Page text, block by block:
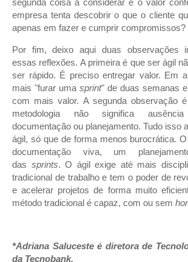
segunda coisa a considerar é o valor
empresa tenta descobrir o que o cliente
apenas em fazer e cumprir compromissos?
Por fim, deixo aqui duas observações
essas reflexões. A primeira é que ser ágil
ser rápido. É preciso entregar valor. Em
mais "furar uma sprint" de duas semanas
com mais valor. A segunda observação
metodologia não significa
documentação ou planejamento. Tudo isso
ágil, só que de forma menos burocrática.
documentação viva, um
das sprints. O ágil exige até mais
tradicional de trabalho e tem o poder de
e acelerar projetos de forma muito
método tradicional é capaz, com ou sem
*Adriana Saluceste é diretora de
da Tecnobank.